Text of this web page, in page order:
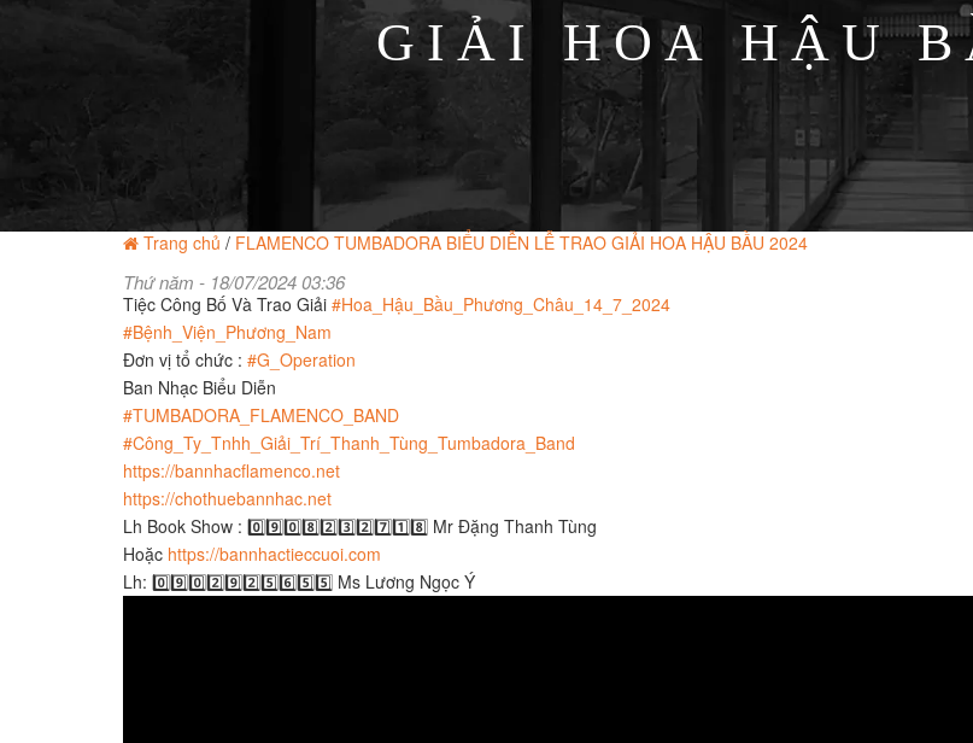
GIẢI HOA HẬU
Trang chủ / FLAMENCO TUMBADORA BIỂU DIỄN LỄ TRAO GIẢI HOA HẬU BẦU 2024
Thứ năm - 18/07/2024 03:36
Tiệc Công Bố Và Trao Giải #Hoa_Hậu_Bầu_Phương_Châu_14_7_2024
#Bệnh_Viện_Phương_Nam
Đơn vị tổ chức : #G_Operation
Ban Nhạc Biểu Diễn
#TUMBADORA_FLAMENCO_BAND
#Công_Ty_Tnhh_Giải_Trí_Thanh_Tùng_Tumbadora_Band
https://bannhacflamenco.net
https://chothuebannhac.net
Lh Book Show : 0️⃣9️⃣0️⃣8️⃣2️⃣3️⃣2️⃣7️⃣1️⃣8️⃣ Mr Đặng Thanh Tùng
Hoặc https://bannhactieccuoi.com​​​
Lh: 0️⃣9️⃣0️⃣2️⃣9️⃣2️⃣5️⃣6️⃣5️⃣5️⃣ Ms Lương Ngọc Ý